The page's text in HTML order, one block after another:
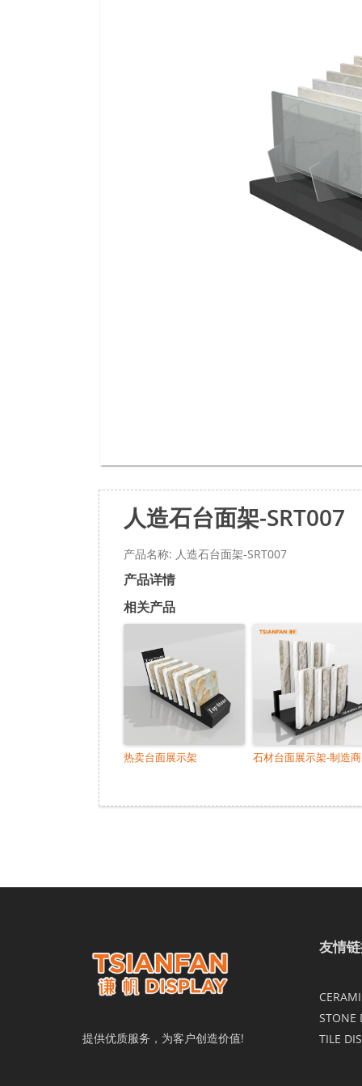
人造石台面架-SRT007
产品名称: 人造石台面架-SRT007
产品详情
相关产品
热卖台面展示架 石材台面展示架-制造商
提供优质服务，为客户创造价值!
友情
STONE
TILE